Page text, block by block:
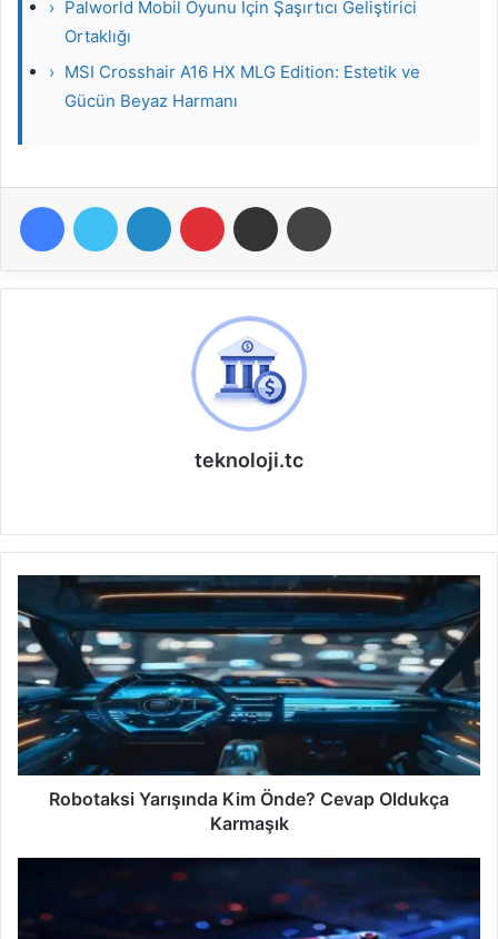
› Palworld Mobil Oyunu İçin Şaşırtıcı Geliştirici
Ortaklığı
› MSI Crosshair A16 HX MLG Edition: Estetik ve
Gücün Beyaz Harmanı
teknoloji.tc
b
s
t
e
s
i
Robotaksi Yarışında Kim Önde? Cevap Oldukça
Karmaşık